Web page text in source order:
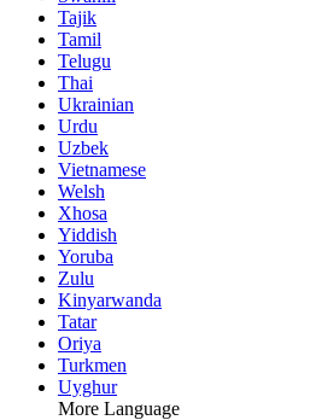
Tajik
Tamil
Telugu
Thai
Ukrainian
Urdu
Uzbek
Vietnamese
Welsh
Xhosa
Yiddish
Yoruba
Zulu
Kinyarwanda
Tatar
Oriya
Turkmen
Uyghur
More Language